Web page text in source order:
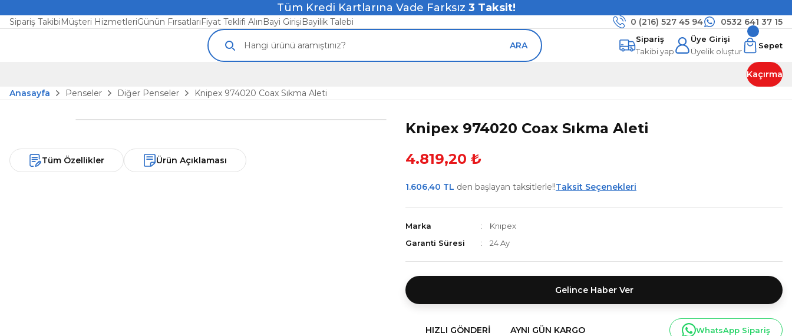
Tüm Kredi Kartlarına Vade Farksız 3 Taksit!
Sipariş TakibiMüşteri HizmetleriGünün FırsatlarıFiyat Teklifi AlınBayi GirişiBayilik Talebi 0 (216) 527 45 94 0532 641 37 15
ARA
Sipariş
Takibi yap
Üye Girişi
Üyelik oluştur
Sepet
Kaçırma
Anasayfa
Penseler Diğer Penseler Knipex 974020 Coax Sıkma Aleti
Tüm Özellikler Ürün Açıklaması
Knipex 974020 Coax Sıkma Aleti
4.819,20 ₺
1.606,40 TL den başlayan taksitlerle!!Taksit Seçenekleri
Marka
Knıpex
Garanti Süresi
24 Ay
Gelince Haber Ver
HIZLI GÖNDERI AYNI GÜN KARGO WhatsApp Sipariş